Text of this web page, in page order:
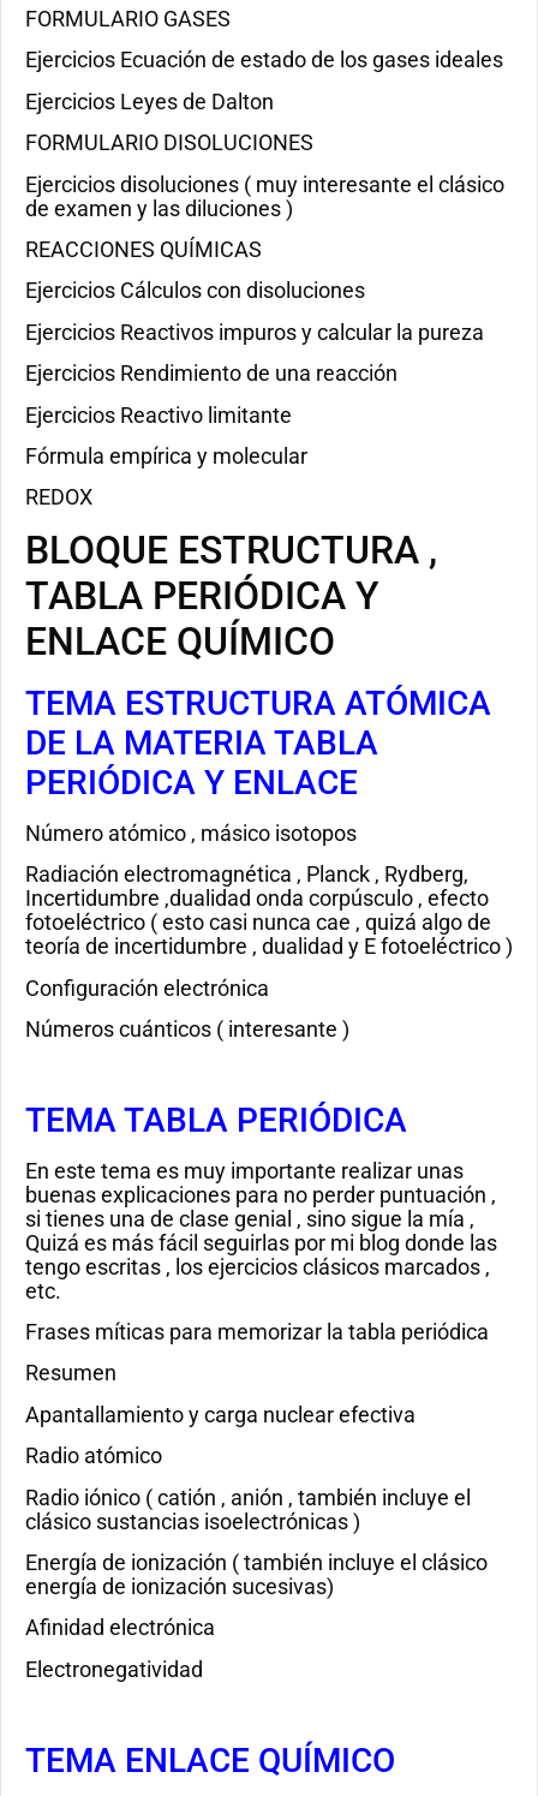
FORMULARIO GASES
Ejercicios Ecuación de estado de los gases ideales
Ejercicios Leyes de Dalton
FORMULARIO DISOLUCIONES
Ejercicios disoluciones ( muy interesante el clásico
de examen y las diluciones )
REACCIONES QUÍMICAS
Ejercicios Cálculos con disoluciones
Ejercicios Reactivos impuros y calcular la pureza
Ejercicios Rendimiento de una reacción
Ejercicios Reactivo limitante
Fórmula empírica y molecular
REDOX
BLOQUE ESTRUCTURA ,
TABLA PERIÓDICA Y
ENLACE QUÍMICO
TEMA ESTRUCTURA ATÓMICA
DE LA MATERIA TABLA
PERIÓDICA Y ENLACE
Número atómico , másico isotopos
Radiación electromagnética , Planck , Rydberg,
Incertidumbre ,dualidad onda corpúsculo , efecto
fotoeléctrico ( esto casi nunca cae , quizá algo de
teoría de incertidumbre , dualidad y E fotoeléctrico )
Configuración electrónica
Números cuánticos ( interesante )
TEMA TABLA PERIÓDICA
En este tema es muy importante realizar unas
buenas explicaciones para no perder puntuación ,
si tienes una de clase genial , sino sigue la mía ,
Quizá es más fácil seguirlas por mi blog donde las
tengo escritas , los ejercicios clásicos marcados ,
etc.
Frases míticas para memorizar la tabla periódica
Resumen
Apantallamiento y carga nuclear efectiva
Radio atómico
Radio iónico ( catión , anión , también incluye el
clásico sustancias isoelectrónicas )
Energía de ionización ( también incluye el clásico
energía de ionización sucesivas)
Afinidad electrónica
Electronegatividad
TEMA ENLACE QUÍMICO